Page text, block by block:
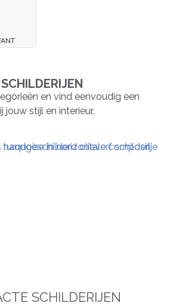
en vind eenvoudig een
jouw stijl en interieur.
SCHILDERIJEN